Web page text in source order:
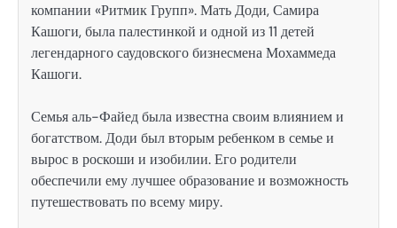
компании «Ритмик Групп». Мать Доди, Самира
Кашоги, была палестинкой и одной из 11 детей
легендарного саудовского бизнесмена Мохаммеда
Кашоги.
Семья аль-Файед была известна своим влиянием и
богатством. Доди был вторым ребенком в семье и
вырос в роскоши и изобилии. Его родители
обеспечили ему лучшее образование и возможность
путешествовать по всему миру.